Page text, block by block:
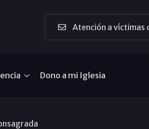
Atención a víctimas
Dono a mi Iglesia